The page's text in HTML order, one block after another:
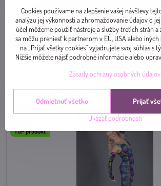
FacebookTwitter BlueskyPinterestReddit
Predchádzajúci produkt
Určite sa vám bude páčiť
TOP produkt
Cookies používame na zlepšenie vašej návštevy
analýzu jej výkonnosti a zhromažďovanie údajov o
účel môžeme použiť nástroje a služby tretích strán a
sa môžu preniesť k partnerom v EÚ, USA alebo
na „Prijať všetky cookies“ vyjadrujete svoj súhlas s
Nižšie môžete nájsť podrobné informácie alebo
Zásady ochrany osobných údajov
Ukázať podrobnosti
Prijať
Odmietnuť všetko